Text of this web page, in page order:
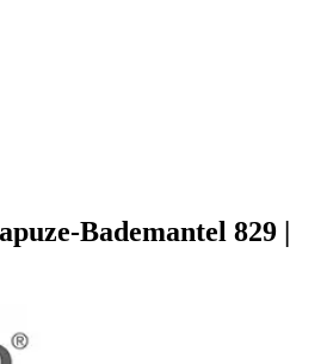
Bademantel 829 |